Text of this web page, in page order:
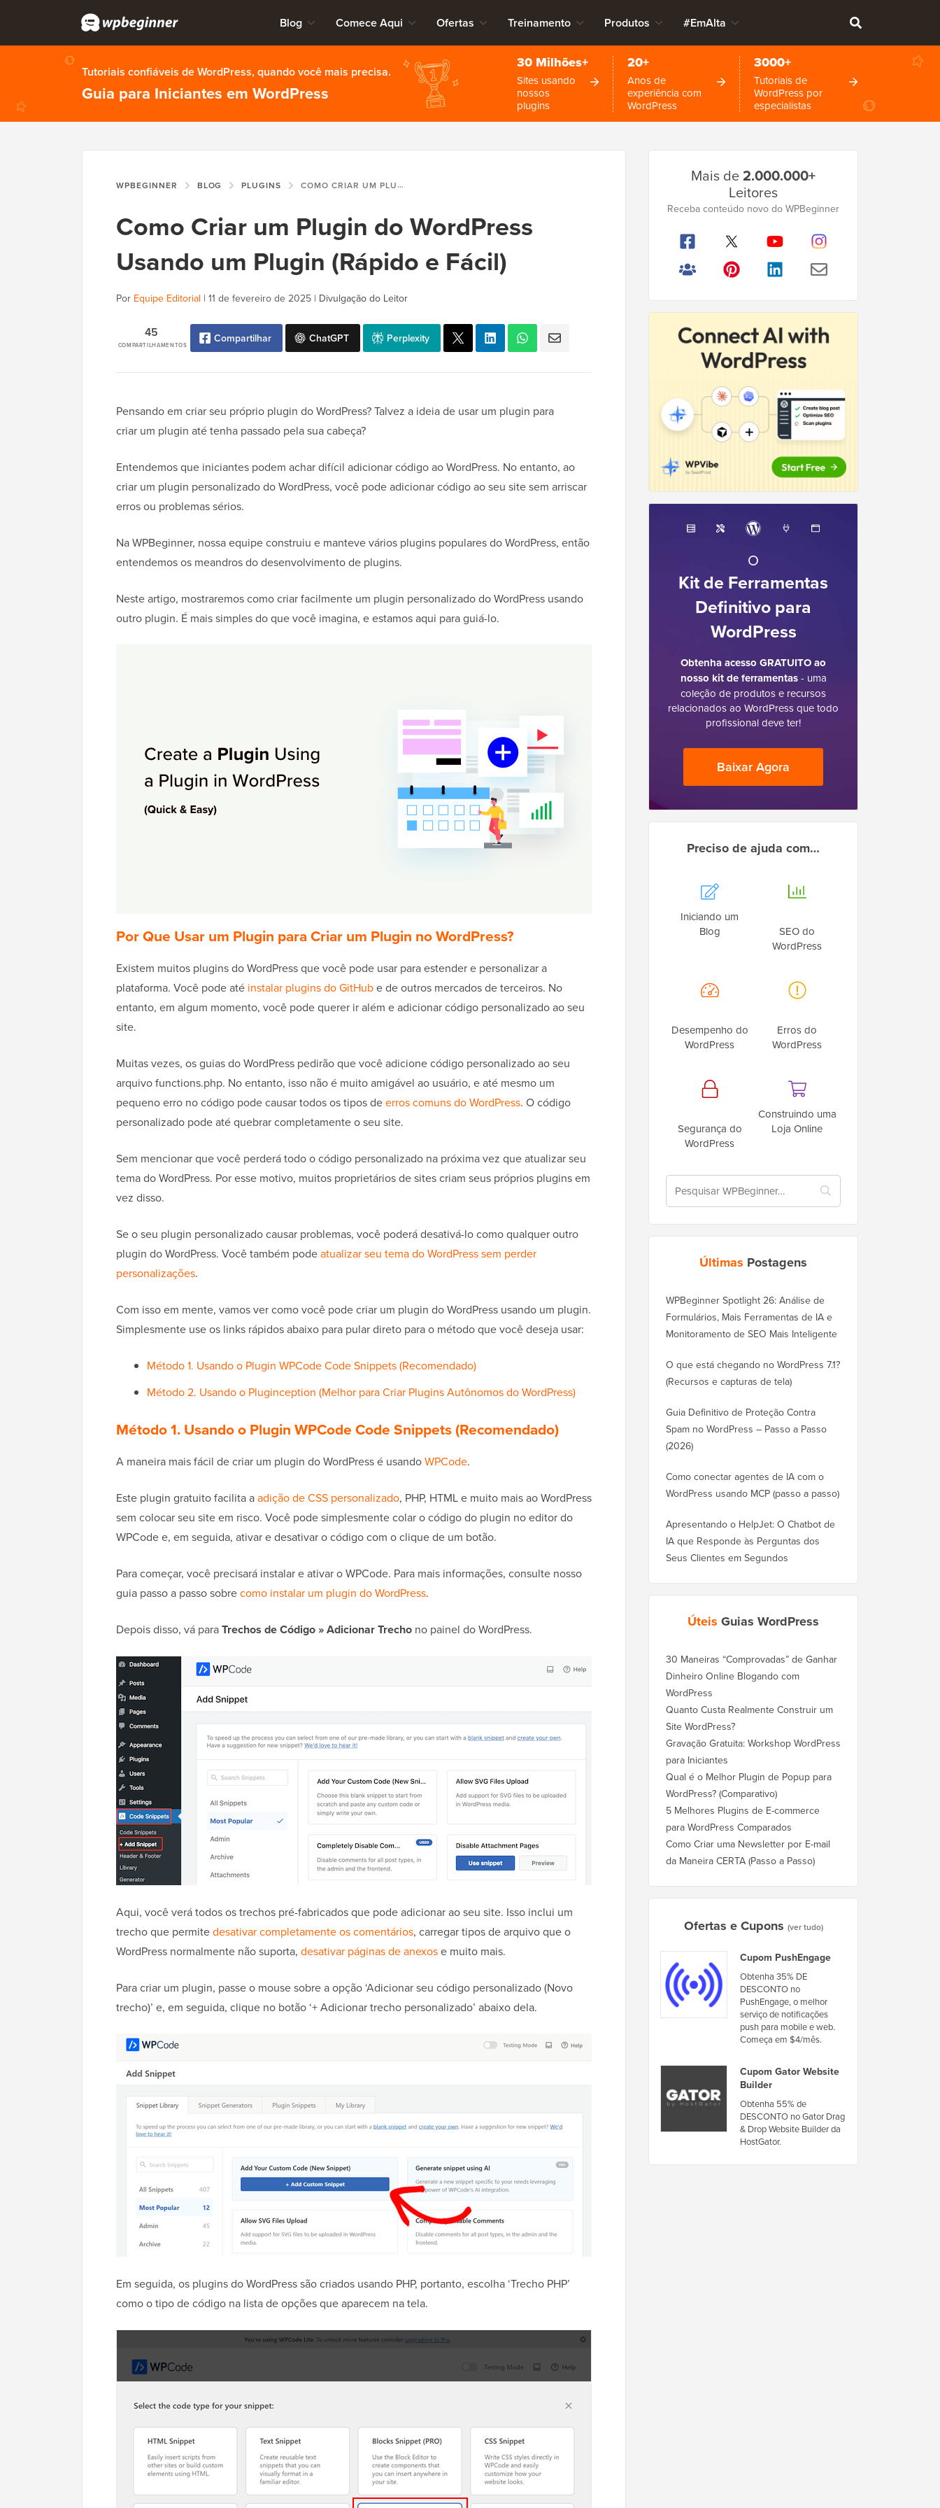
Blog Comece Aqui Ofertas Treinamento Produtos #EmAlta
Tutoriais confiáveis de WordPress, quando você mais precisa.
Guia para Iniciantes em WordPress
30 Milhões+
Sites usando
nossos
plugins
20+
Anos de
experiência com
WordPress
3000+
Tutoriais de
WordPress por
especialistas
WPBEGINNER BLOG PLUGINS COMO CRIAR UM PLUGIN DO WORDPRESS USANDO UM PLUGIN (RÁPIDO E FÁCIL)
Como Criar um Plugin do WordPress
Usando um Plugin (Rápido e Fácil)
Por Equipe Editorial | 11 de fevereiro de 2025 | Divulgação do Leitor
COMPARTILHAMENTOS
45 Compartilhar ChatGPT Perplexity
Pensando em criar seu próprio plugin do WordPress? Talvez a ideia de usar um plugin para
criar um plugin até tenha passado pela sua cabeça?
Entendemos que iniciantes podem achar difícil adicionar código ao WordPress. No entanto, ao
criar um plugin personalizado do WordPress, você pode adicionar código ao seu site sem arriscar
erros ou problemas sérios.
Na WPBeginner, nossa equipe construiu e manteve vários plugins populares do WordPress, então
entendemos os meandros do desenvolvimento de plugins.
Neste artigo, mostraremos como criar facilmente um plugin personalizado do WordPress usando
outro plugin. É mais simples do que você imagina, e estamos aqui para guiá-lo.
Por Que Usar um Plugin para Criar um Plugin no WordPress?
Existem muitos plugins do WordPress que você pode usar para estender e personalizar a
plataforma. Você pode até instalar plugins do GitHube de outros mercados de terceiros. No
entanto, em algum momento, você pode querer ir além e adicionar código personalizado ao seu
site.
Muitas vezes, os guias do WordPress pedirão que você adicione código personalizado ao seu
arquivo functions.php. No entanto, isso não é muito amigável ao usuário, e até mesmo um
pequeno erro no código pode causar todos os tipos deerros comuns do WordPress. O código
personalizado pode até quebrar completamente o seu site.
Sem mencionar que você perderá todo o código personalizado na próxima vez que atualizar seu
tema do WordPress. Por esse motivo, muitos proprietários de sites criam seus próprios plugins em
vez disso.
Se o seu plugin personalizado causar problemas, você poderá desativá-lo como qualquer outro
plugin do WordPress. Você também podeatualizar seu tema do WordPress sem perder
personalizações.
Com isso em mente, vamos ver como você pode criar um plugin do WordPress usando um plugin.
Simplesmente use os links rápidos abaixo para pular direto para o método que você deseja usar:
Método 1. Usando o Plugin WPCode Code Snippets (Recomendado)
Método 2. Usando o Pluginception (Melhor para Criar Plugins Autônomos do WordPress)
Método 1. Usando o Plugin WPCode Code Snippets (Recomendado)
A maneira mais fácil de criar um plugin do WordPress é usandoWPCode.
Este plugin gratuito facilita aadição de CSS personalizado, PHP, HTML e muito mais ao WordPress
sem colocar seu site em risco. Você pode simplesmente colar o código do plugin no editor do
WPCode e, em seguida, ativar e desativar o código com o clique de um botão.
Para começar, você precisará instalar e ativar o WPCode. Para mais informações, consulte nosso
guia passo a passo sobrecomo instalar um plugin do WordPress.
Depois disso, vá paraTrechos de Código » Adicionar Trecho no painel do WordPress.
Aqui, você verá todos os trechos pré-fabricados que pode adicionar ao seu site. Isso inclui um
trecho que permitedesativar completamente os comentários, carregar tipos de arquivo que o
WordPress normalmente não suporta, desativar páginas de anexose muito mais.
Para criar um plugin, passe o mouse sobre a opção ‘Adicionar seu código personalizado (Novo
trecho)’ e, em seguida, clique no botão ‘+ Adicionar trecho personalizado’ abaixo dela.
Em seguida, os plugins do WordPress são criados usando PHP, portanto, escolha ‘Trecho PHP’
como o tipo de código na lista de opções que aparecem na tela.
Lateral
Principal
Mais de2.000.000+
Leitores
Receba conteúdo novo do WPBeginner
O
Kit de Ferramentas
Definitivo para
WordPress
Obtenha acesso GRATUITO ao
nosso kit de ferramentas- uma
coleção de produtos e recursos
relacionados ao WordPress que todo
profissional deve ter!
Baixar Agora
Preciso de ajuda com…
Iniciando um
Blog
SEO do
WordPress
Desempenho do
WordPress
Erros do
WordPress
Segurança do
WordPress
Construindo uma
Loja Online
Últimas Postagens
WPBeginner Spotlight 26: Análise de
Formulários, Mais Ferramentas de IA e
Monitoramento de SEO Mais Inteligente
O que está chegando no WordPress 7.1?
(Recursos e capturas de tela)
Guia Definitivo de Proteção Contra
Spam no WordPress – Passo a Passo
(2026)
Como conectar agentes de IA com o
WordPress usando MCP (passo a passo)
Apresentando o HelpJet: O Chatbot de
IA que Responde às Perguntas dos
Seus Clientes em Segundos
Úteis Guias WordPress
30 Maneiras “Comprovadas” de Ganhar
Dinheiro Online Blogando com
WordPress
Quanto Custa Realmente Construir um
Site WordPress?
Gravação Gratuita: Workshop WordPress
para Iniciantes
Qual é o Melhor Plugin de Popup para
WordPress? (Comparativo)
5 Melhores Plugins de E-commerce
para WordPress Comparados
Como Criar uma Newsletter por E-mail
da Maneira CERTA (Passo a Passo)
Ofertas e Cupons (ver tudo)
Cupom PushEngage
Obtenha 35% DE
DESCONTO no
PushEngage, o melhor
serviço de notificações
push para mobile e web.
Começa em $4/mês.
Cupom Gator Website
Builder
Obtenha 55% de
DESCONTO no Gator Drag
& Drop Website Builder da
HostGator.